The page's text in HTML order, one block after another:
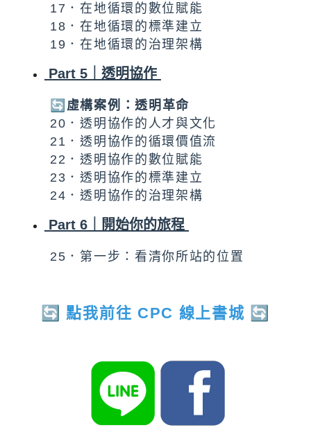
17．在地循環的數位賦能
18．在地循環的標準建立
19．在地循環的治理架構
Part 5｜透明協作
🔄虛構案例：透明革命
20．透明協作的人才與文化
21．透明協作的循環價值流
22．透明協作的數位賦能
23．透明協作的標準建立
24．透明協作的治理架構
Part 6｜開始你的旅程
25．第一步：看清你所站的位置
🔄 點我前往 CPC 線上書城 🔄